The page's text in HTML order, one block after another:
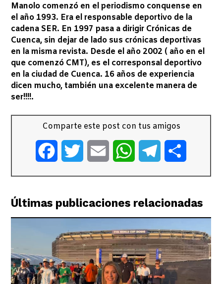
Manolo comenzó en el periodismo conquense en
el año 1993. Era el responsable deportivo de la
cadena SER. En 1997 pasa a dirigir Crónicas de
Cuenca, sin dejar de lado sus crónicas deportivas
en la misma revista. Desde el año 2002 ( año en el
que comenzó CMT), es el corresponsal deportivo
en la ciudad de Cuenca. 16 años de experiencia
dicen mucho, también una excelente manera de
ser!!!!.
Comparte este post con tus amigos
FacebookTwitter Email WhatsAppTelegram
Últimas publicaciones relacionadas